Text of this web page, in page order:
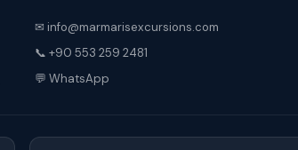
✉ info@marmarisexcursions.com
📞 +90 553 259 2481
💬 WhatsApp